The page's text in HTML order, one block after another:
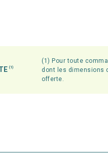
(1)
(1) Pour toute
dont les dimensions
offerte.